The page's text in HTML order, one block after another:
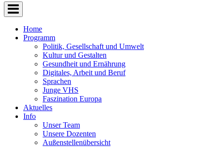
Home
Programm
Politik, Gesellschaft und Umwelt
Kultur und Gestalten
Gesundheit und Ernährung
Digitales, Arbeit und Beruf
Sprachen
Junge VHS
Faszination Europa
Aktuelles
Info
Unser Team
Unsere Dozenten
Außenstellenübersicht